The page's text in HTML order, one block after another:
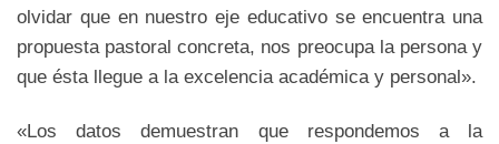
olvidar que en nuestro eje educativo se encuentra una
propuesta pastoral concreta, nos preocupa la persona y
que ésta llegue a la excelencia académica y personal».
«Los datos demuestran que respondemos a la